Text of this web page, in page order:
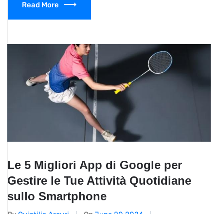
Read More
Le 5 Migliori App di Google per
Gestire le Tue Attività Quotidiane
sullo Smartphone